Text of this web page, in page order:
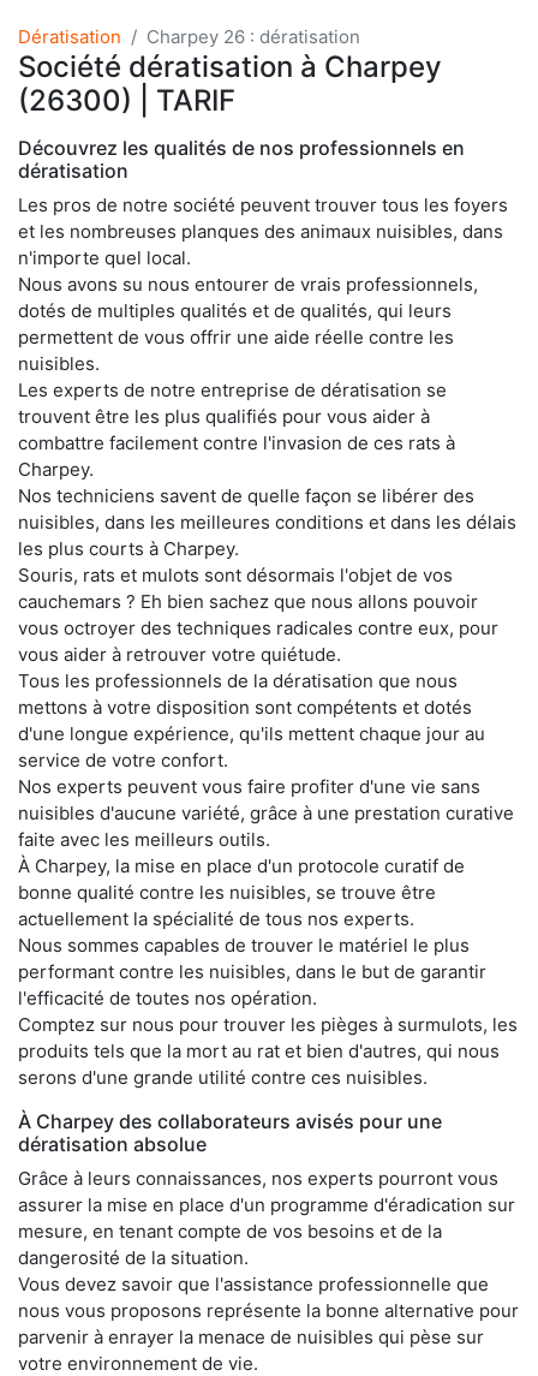
Dératisation Charpey 26 : dératisation
Société dératisation à Charpey
(26300) | TARIF
Découvrez les qualités de nos professionnels en
dératisation
Les pros de notre société peuvent trouver tous les foyers
et les nombreuses planques des animaux nuisibles, dans
n'importe quel local.
Nous avons su nous entourer de vrais professionnels,
dotés de multiples qualités et de qualités, qui leurs
permettent de vous offrir une aide réelle contre les
nuisibles.
Les experts de notre entreprise de dératisation se
trouvent être les plus qualifiés pour vous aider à
combattre facilement contre l'invasion de ces rats à
Charpey.
Nos techniciens savent de quelle façon se libérer des
nuisibles, dans les meilleures conditions et dans les délais
les plus courts à Charpey.
Souris, rats et mulots sont désormais l'objet de vos
cauchemars ? Eh bien sachez que nous allons pouvoir
vous octroyer des techniques radicales contre eux, pour
vous aider à retrouver votre quiétude.
Tous les professionnels de la dératisation que nous
mettons à votre disposition sont compétents et dotés
d'une longue expérience, qu'ils mettent chaque jour au
service de votre confort.
Nos experts peuvent vous faire profiter d'une vie sans
nuisibles d'aucune variété, grâce à une prestation curative
faite avec les meilleurs outils.
À Charpey, la mise en place d'un protocole curatif de
bonne qualité contre les nuisibles, se trouve être
actuellement la spécialité de tous nos experts.
Nous sommes capables de trouver le matériel le plus
performant contre les nuisibles, dans le but de garantir
l'efficacité de toutes nos opération.
Comptez sur nous pour trouver les pièges à surmulots, les
produits tels que la mort au rat et bien d'autres, qui nous
serons d'une grande utilité contre ces nuisibles.
À Charpey des collaborateurs avisés pour une
dératisation absolue
Grâce à leurs connaissances, nos experts pourront vous
assurer la mise en place d'un programme d'éradication sur
mesure, en tenant compte de vos besoins et de la
dangerosité de la situation.
Vous devez savoir que l'assistance professionnelle que
nous vous proposons représente la bonne alternative pour
parvenir à enrayer la menace de nuisibles qui pèse sur
votre environnement de vie.